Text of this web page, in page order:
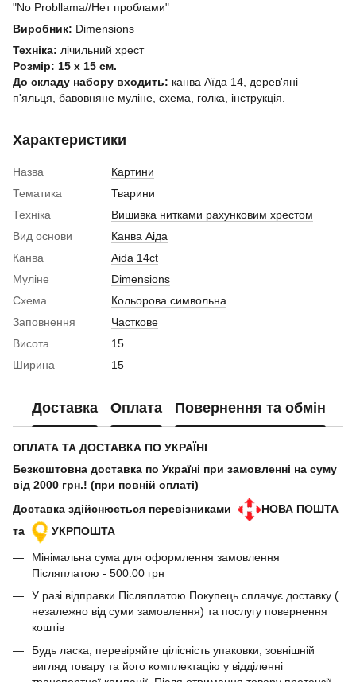
"No Probllama//Нет проблами"
Виробник: Dimensions
Техніка: лічильний хрест
Розмір: 15 х 15 см.
До складу набору входить: канва Аїда 14, дерев'яні
п'яльця, бавовняне муліне, схема, голка, інструкція.
Характеристики
Назва
Картини
Тематика
Тварини
Техніка
Вишивка нитками рахунковим хрестом
Вид основи
Канва Аіда
Канва
Aida 14ct
Муліне
Dimensions
Схема
Кольорова символьна
Заповнення
Часткове
Висота
15
Ширина
15
Доставка Оплата Повернення та обмін
ОПЛАТА ТА ДОСТАВКА ПО УКРАЇНІ
Безкоштовна доставка по Україні при замовленні на суму
від 2000 грн.! (при повній оплаті)
Доставка здійснюється перевізниками
НОВА ПОШТА
та
УКРПОШТА
Мінімальна сума для оформлення замовлення
Післяплатою - 500.00 грн
У разі відправки Післяплатою Покупець сплачує доставку (
незалежно від суми замовлення) та послугу повернення
коштів
Будь ласка, перевіряйте цілісність упаковки, зовнішній
вигляд товару та його комплектацію у відділенні